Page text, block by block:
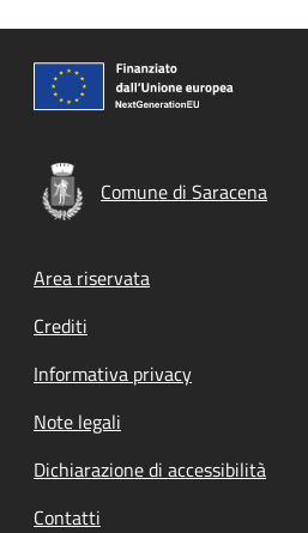
Comune di Saracena
Footer menu
Area riservata
Crediti
Informativa privacy
Note legali
Dichiarazione di accessibilità
Contatti